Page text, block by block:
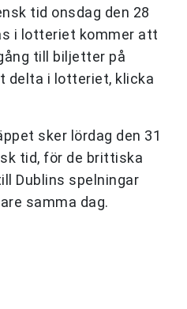
tid onsdag den 28
i lotteriet kommer att
till biljetter på
delta i lotteriet, klicka
sker lördag den 31
tid, för de brittiska
Dublins spelningar
samma dag.